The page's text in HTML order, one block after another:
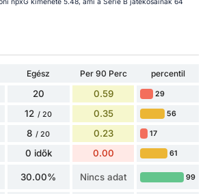
Egész Per 90 Perc
percentil
20 0.59 29
12 / 20 0.35 56
8 / 20 0.23 17
0 idők 0.00 61
30.00% Nincs adat 99